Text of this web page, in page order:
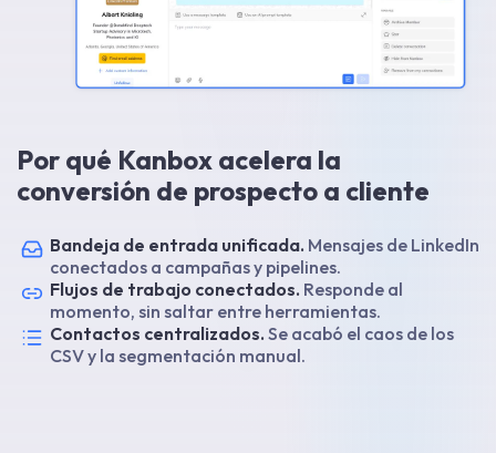
Por qué Kanbox acelera la
conversión de prospecto a cliente
Bandeja de entrada unificada. Mensajes de LinkedIn
conectados a campañas y pipelines.
Flujos de trabajo conectados. Responde al
momento, sin saltar entre herramientas.
Contactos centralizados. Se acabó el caos de los
CSV y la segmentación manual.